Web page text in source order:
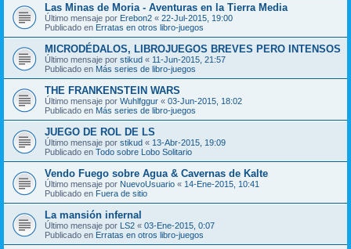
Las Minas de Moria - Aventuras en la Tierra Media
Último mensaje por Erebon2 « 22-Jul-2015, 19:00
Publicado en Erratas en otros libro-juegos
MICRODÉDALOS, LIBROJUEGOS BREVES PERO INTENSOS
Último mensaje por stikud « 11-Jun-2015, 21:57
Publicado en Más series de libro-juegos
THE FRANKENSTEIN WARS
Último mensaje por Wuhlfggur « 03-Jun-2015, 18:02
Publicado en Más series de libro-juegos
JUEGO DE ROL DE LS
Último mensaje por stikud « 13-Abr-2015, 19:09
Publicado en Todo sobre Lobo Solitario
Vendo Fuego sobre Agua & Cavernas de Kalte
Último mensaje por NuevoUsuario « 14-Ene-2015, 10:41
Publicado en Fuera de sitio
La mansión infernal
Último mensaje por LS2 « 03-Ene-2015, 0:07
Publicado en Erratas en otros libro-juegos